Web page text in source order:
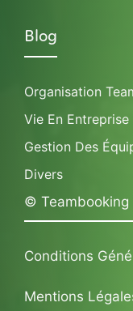
Blog
Organisation
Vie En Entreprise
Gestion Des
Divers
© Teambooking
Conditions
Mentions